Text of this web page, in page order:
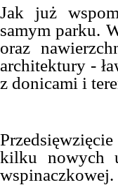
Jak już
samym parku.
oraz
architektury -
z donicami i
kilku nowych
wspinaczkowej.